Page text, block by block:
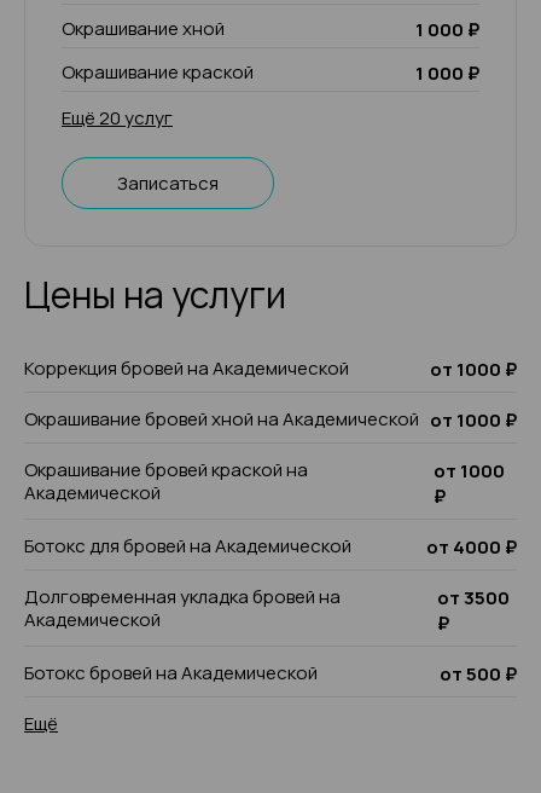
Окрашивание хной
1 000 ₽
Окрашивание краской
1 000 ₽
Ещё 20 услуг
Записаться
Цены на услуги
Коррекция бровей на Академической
от 1000 ₽
Окрашивание бровей хной на Академической от 1000 ₽
Окрашивание бровей краской на
Академической
от 1000
₽
Ботокс для бровей на Академической
от 4000 ₽
Долговременная укладка бровей на
Академической
от 3500
₽
Ботокс бровей на Академической
от 500 ₽
Ещё